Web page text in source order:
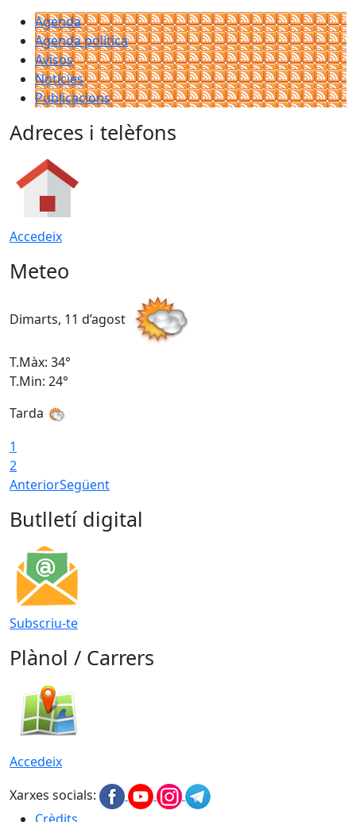
Agenda
Agenda política
Avisos
Notícies
Publicacions
Adreces i telèfons
Accedeix
Meteo
Dimarts, 11 d’agost
T.Màx: 34°
T.Min: 24°
Tarda
1
2
AnteriorSegüent
Butlletí digital
Subscriu-te
Plànol / Carrers
Accedeix
Xarxes socials: